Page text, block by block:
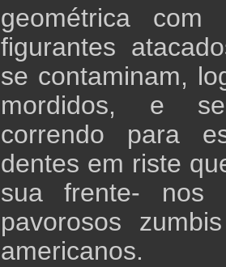
geométrica
figurantes
se contaminam,
mordidos, e
correndo para
dentes em riste
sua frente- nos
pavorosos